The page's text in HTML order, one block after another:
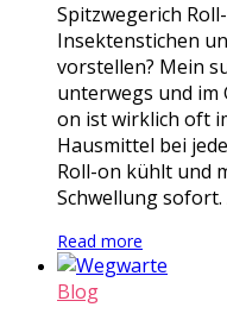
Spitzwegerich
Insektenstichen
vorstellen? Mein
unterwegs und im
on ist wirklich oft
Hausmittel bei
Roll-on kühlt und
Schwellung
Read more
Blog